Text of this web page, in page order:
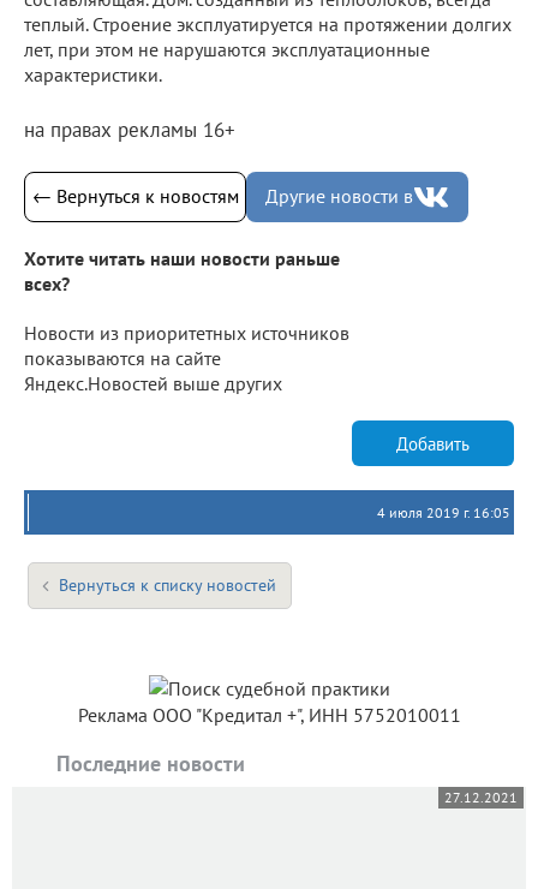
теплый. Строение эксплуатируется на протяжении долгих
лет, при этом не нарушаются эксплуатационные
характеристики.
на правах рекламы 16+
← Вернуться к новостям Другие новости в
Хотите читать наши новости раньше
всех?
Новости из приоритетных источников
показываются на сайте
Яндекс.Новостей выше других
Добавить
4 июля 2019 г. 16:05
Вернуться к списку новостей
Реклама ООО "Кредитал +", ИНН 5752010011
Последние новости
27.12.2021